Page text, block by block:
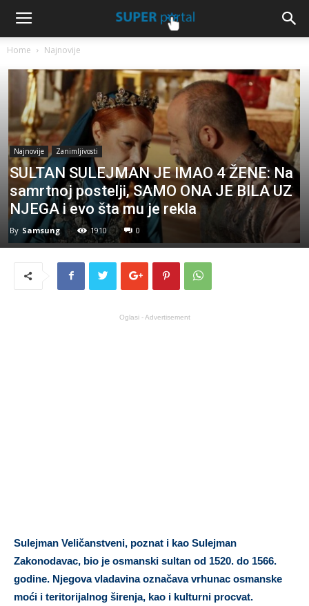
Home Najnovije
Najnovije Zanimljivosti
SULTAN SULEJMAN JE IMAO 4 ŽENE: Na
samrtnoj postelji, SAMO ONA JE BILA UZ
NJEGA i evo šta mu je rekla
By Samsung 1910 0
Oglasi - Advertisement
Sulejman Veličanstveni, poznat i kao Sulejman
Zakonodavac, bio je osmanski sultan od 1520. do 1566.
godine. Njegova vladavina označava vrhunac osmanske
moći i teritorijalnog širenja, kao i kulturni procvat.